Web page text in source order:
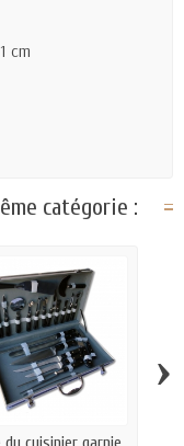
cm
catégorie :
›